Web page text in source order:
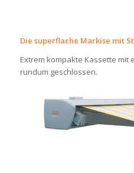
Die superflache Markise mit
Extrem kompakte Kassette mit
rundum geschlossen.